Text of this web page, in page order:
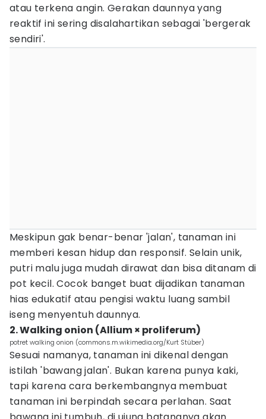
atau terkena angin. Gerakan daunnya yang
reaktif ini sering disalahartikan sebagai 'bergerak
sendiri'.
Meskipun gak benar-benar 'jalan', tanaman ini
memberi kesan hidup dan responsif. Selain unik,
putri malu juga mudah dirawat dan bisa ditanam di
pot kecil. Cocok banget buat dijadikan tanaman
hias edukatif atau pengisi waktu luang sambil
iseng menyentuh daunnya.
2. Walking onion (Allium × proliferum)
potret walking onion (commons.m.wikimedia.org/Kurt Stüber)
Sesuai namanya, tanaman ini dikenal dengan
istilah 'bawang jalan'. Bukan karena punya kaki,
tapi karena cara berkembangnya membuat
tanaman ini berpindah secara perlahan. Saat